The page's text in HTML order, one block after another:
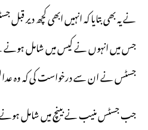
نے یہ بھی بتایا کہ انہیں ابھی کچھ دیر
جس میں انہوں نے کیس میں شامل ہونے
جسٹس نے ان سے درخواست کی کہ وہ
جب جسٹس منیب نے بینچ میں شامل